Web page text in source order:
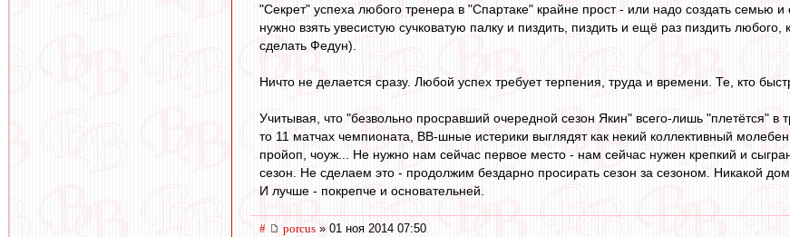
"Секрет" успеха любого тренера в "Спартаке" крайне прост - или надо создать семью
нужно взять увесистую сучковатую палку и пиздить, пиздить и ещё раз пиздить
сделать Федун).
Ничто не делается сразу. Любой успех требует терпения, труда и времени. Те, кто
Учитывая, что "безвольно просравший очередной сезон Якин" всего-лишь "плетётся" в
то 11 матчах чемпионата, ВВ-шные истерики выглядят как некий коллективный
пройоп, чоуж... Не нужно нам сейчас первое место - нам сейчас нужен крепкий и
сезон. Не сделаем это - продолжим бездарно просирать сезон за сезоном. Никакой
И лучше - покрепче и основательней.
# porcus » 01 ноя 2014 07:50